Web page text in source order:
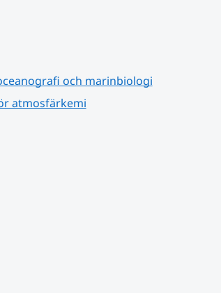
till annan webbplats.
och marinbiologi
atmosfärkemi
annan webbplats.
annan webbplats.